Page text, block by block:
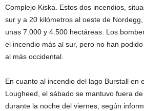
Complejo Kiska. Estos dos incendios,
sur y a 20 kilómetros al oeste de
unas 7.000 y 4.500 hectáreas. Los
el incendio más al sur, pero no han
al más occidental.
En cuanto al incendio del lago Burstall en
Lougheed, el sábado se mantuvo fuera
durante la noche del viernes, según